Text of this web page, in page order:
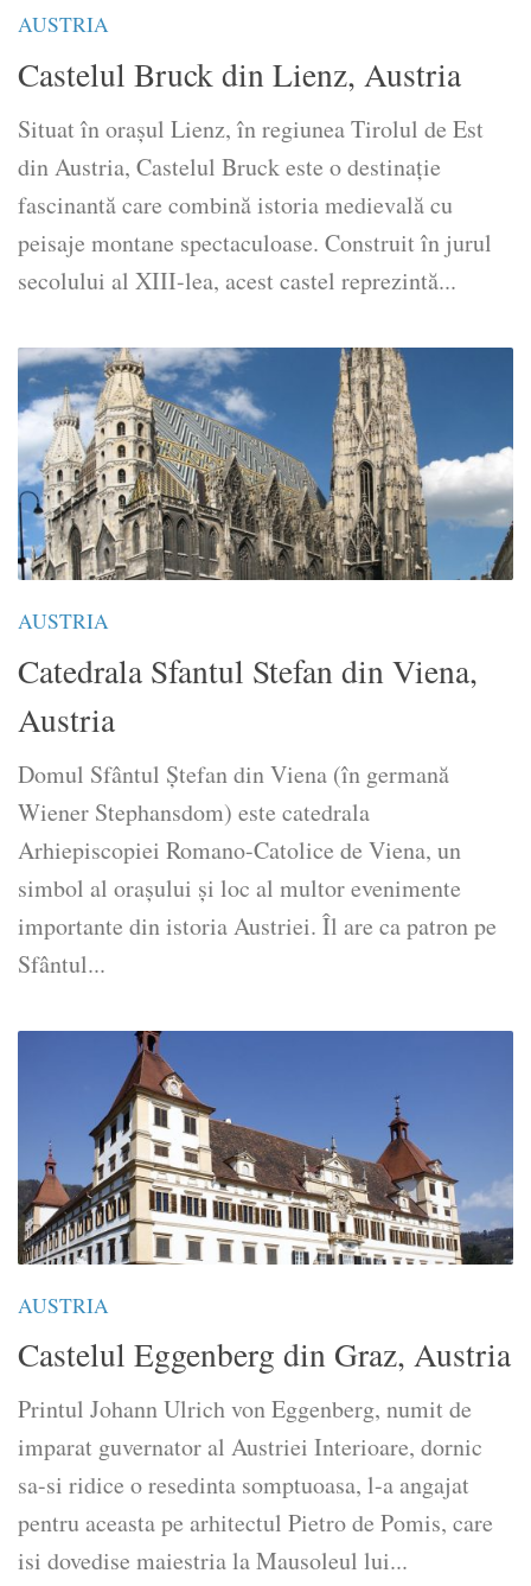
AUSTRIA
Castelul Bruck din Lienz, Austria
Situat în orașul Lienz, în regiunea Tirolul de Est
din Austria, Castelul Bruck este o destinație
fascinantă care combină istoria medievală cu
peisaje montane spectaculoase. Construit în jurul
secolului al XIII-lea, acest castel reprezintă...
AUSTRIA
Catedrala Sfantul Stefan din Viena,
Austria
Domul Sfântul Ștefan din Viena (în germană
Wiener Stephansdom) este catedrala
Arhiepiscopiei Romano-Catolice de Viena, un
simbol al orașului și loc al multor evenimente
importante din istoria Austriei. Îl are ca patron pe
Sfântul...
AUSTRIA
Castelul Eggenberg din Graz, Austria
Printul Johann Ulrich von Eggenberg, numit de
imparat guvernator al Austriei Interioare, dornic
sa-si ridice o resedinta somptuoasa, l-a angajat
pentru aceasta pe arhitectul Pietro de Pomis, care
isi dovedise maiestria la Mausoleul lui...